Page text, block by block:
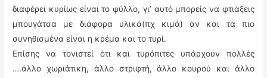
διαφέρει κυρίως είναι το φύλλο, γι’ αυτό μπορείς να φτιάξεις
μπουγάτσα με διάφορα υλικά(πχ κιμά) αν και τα πιο
συνηθισμένα είναι η κρέμα και το τυρί.
Επίσης να τονιστεί ότι και τυρόπιτες υπάρχουν πολλές
….άλλο χωριάτικη, άλλο στριφτή, άλλο κουρού και άλλο